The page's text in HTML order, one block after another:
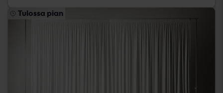
Tulossa pian